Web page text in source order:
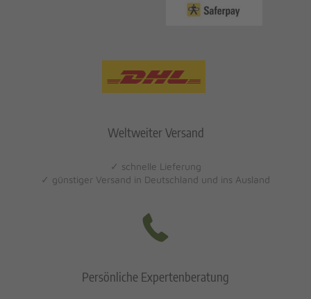
Weltweiter Versand
✓ schnelle Lieferung
✓ günstiger Versand in Deutschland und ins Ausland
Persönliche Expertenberatung